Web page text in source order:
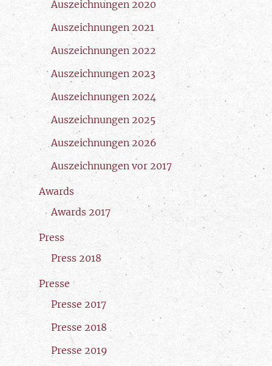
Auszeichnungen 2020
Auszeichnungen 2021
Auszeichnungen 2022
Auszeichnungen 2023
Auszeichnungen 2024
Auszeichnungen 2025
Auszeichnungen 2026
Auszeichnungen vor 2017
Awards
Awards 2017
Press
Press 2018
Presse
Presse 2017
Presse 2018
Presse 2019